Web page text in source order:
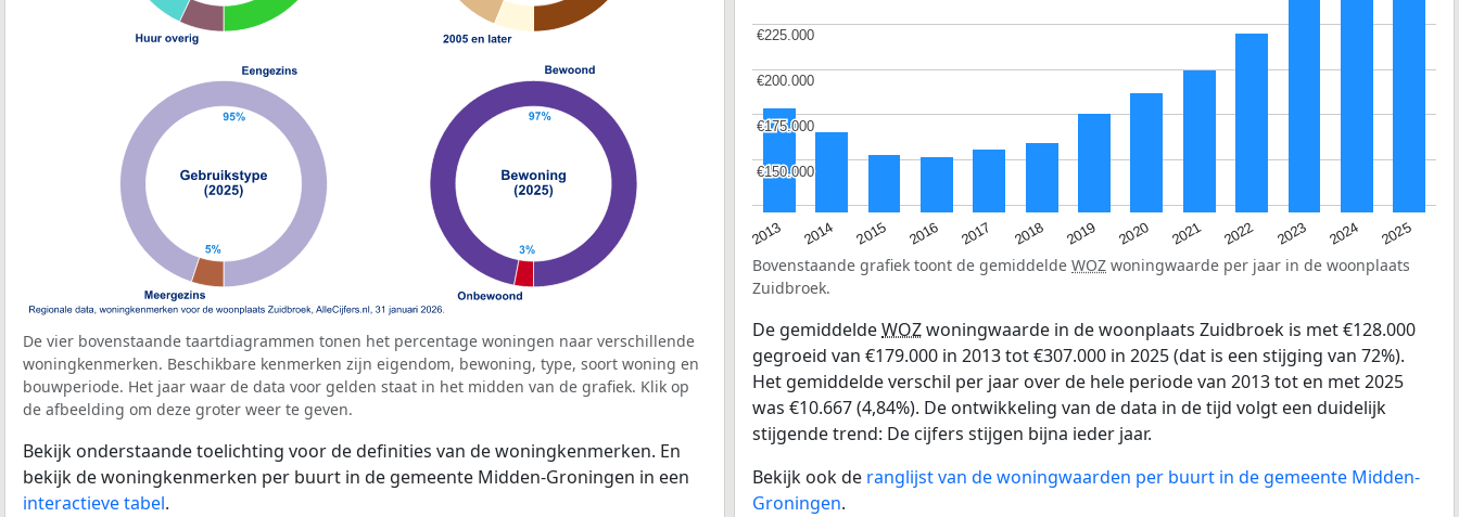
De vier bovenstaande taartdiagrammen tonen het percentage woningen naar verschillende
woningkenmerken. Beschikbare kenmerken zijn eigendom, bewoning, type, soort woning en
bouwperiode. Het jaar waar de data voor gelden staat in het midden van de grafiek. Klik op
de afbeelding om deze groter weer te geven.
Bekijk onderstaande toelichting voor de definities van de woningkenmerken. En
bekijk de woningkenmerken per buurt in de gemeente Midden-Groningen in een
interactieve tabel.
2013 2014 2015 2016 2017 2018 2019 2020 2021 2022 2023 2024 2025
€150.000
€150.000
€175.000
€175.000
€200.000
€200.000
€225.000
€225.000
Bovenstaande grafiek toont de gemiddelde WOZ woningwaarde per jaar in de woonplaats
Zuidbroek.
De gemiddeldeWOZwoningwaarde in de woonplaats Zuidbroek is met €128.000
gegroeid van €179.000 in 2013 tot €307.000 in 2025 (dat is een stijging van 72%).
Het gemiddelde verschil per jaar over de hele periode van 2013 tot en met 2025
was €10.667 (4,84%). De ontwikkeling van de data in de tijd volgt een duidelijk
stijgende trend: De cijfers stijgen bijna ieder jaar.
Bekijk ook de ranglijst van de woningwaarden per buurt in de gemeente Midden-
Groningen.